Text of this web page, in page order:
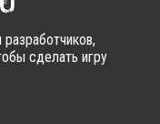
сделать игру